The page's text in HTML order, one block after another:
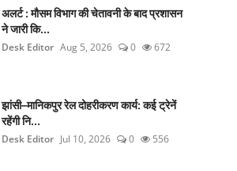
अलर्ट : मौसम विभाग की चेतावनी के बाद प्रशासन
ने जारी कि...
Desk Editor Aug 5, 2026 0 672
झांसी–मानिकपुर रेल दोहरीकरण कार्य: कई ट्रेनें
रहेंगी नि...
Desk Editor Jul 10, 2026 0 556